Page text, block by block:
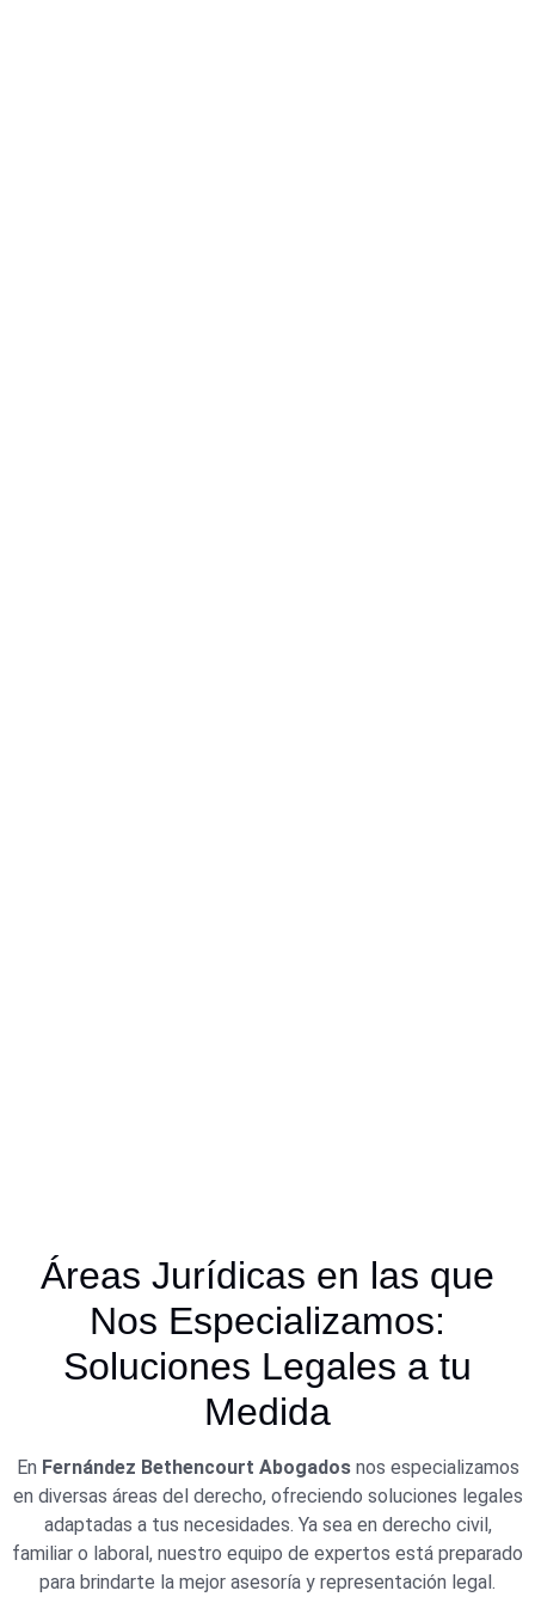
Áreas Jurídicas en las que
Nos Especializamos:
Soluciones Legales a tu
Medida
En Fernández Bethencourt Abogadosnos especializamos
en diversas áreas del derecho, ofreciendo soluciones legales
adaptadas a tus necesidades. Ya sea en derecho civil,
familiar o laboral, nuestro equipo de expertos está preparado
para brindarte la mejor asesoría y representación legal.